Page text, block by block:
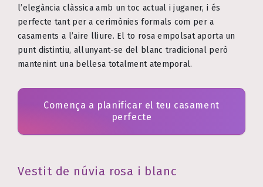
l’elegància clàssica amb un toc actual i juganer, i és
perfecte tant per a cerimònies formals com per a
casaments a l’aire lliure. El to rosa empolsat aporta un
punt distintiu, allunyant-se del blanc tradicional però
mantenint una bellesa totalment atemporal.
Comença a planificar el teu casament
perfecte
Vestit de núvia rosa i blanc